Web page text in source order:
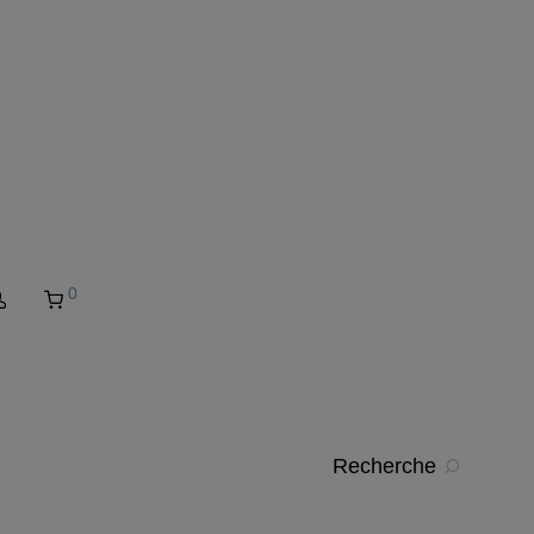
0
Recherche